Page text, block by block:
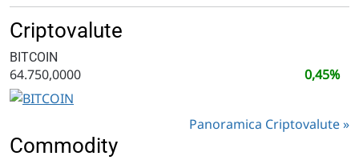
Criptovalute
BITCOIN
64.750,0000 0,45%
Panoramica Criptovalute
Commodity